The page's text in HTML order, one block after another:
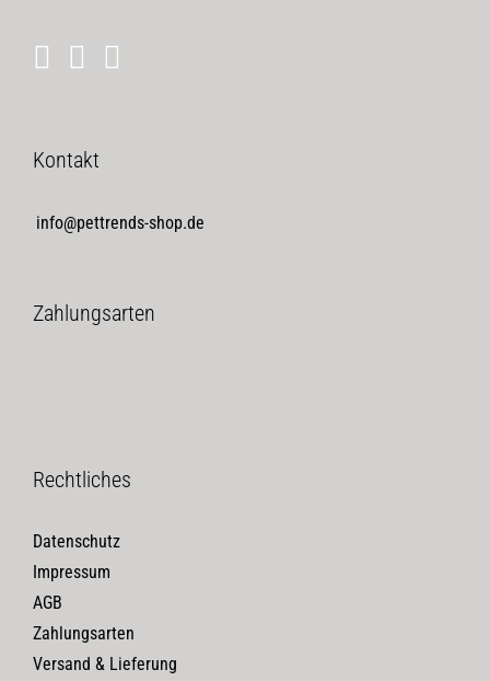
Kontakt
info@pettrends-shop.de
Zahlungsarten
Rechtliches
Datenschutz
Impressum
AGB
Zahlungsarten
Versand & Lieferung